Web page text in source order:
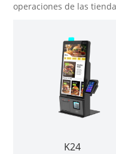
operaciones de las
K24